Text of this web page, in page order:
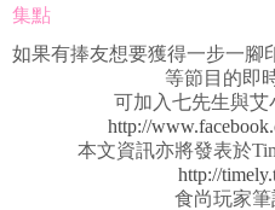
集點
如果有捧友想要獲得一步一腳
等節目的即
可加入七先生與艾
http://
本文資訊亦將發表於
http://
食尚玩家筆